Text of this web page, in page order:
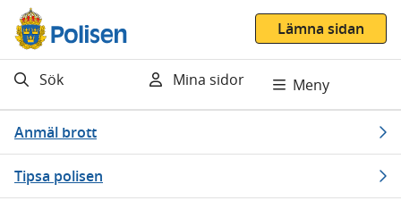
Gå direkt till innehåll
Lämna sidan
Sök Mina sidor Meny
Anmäl brott
Tipsa polisen